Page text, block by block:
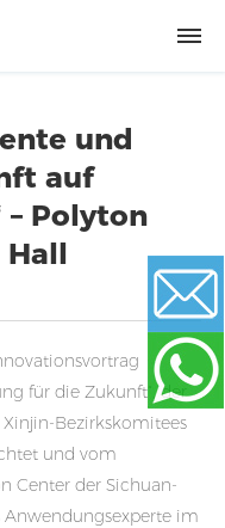
und
auf
Polyton
Hall
für die Zukunft“, der
Bezirkskomitees
und vom
Center der Sichuan-
im
Email